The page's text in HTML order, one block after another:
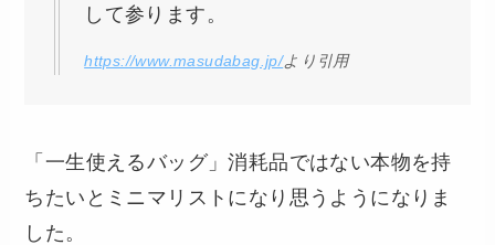
して参ります。
https://www.masudabag.jp/より引用
「一生使えるバッグ」消耗品ではない本物を持
ちたいとミニマリストになり思うようになりま
した。